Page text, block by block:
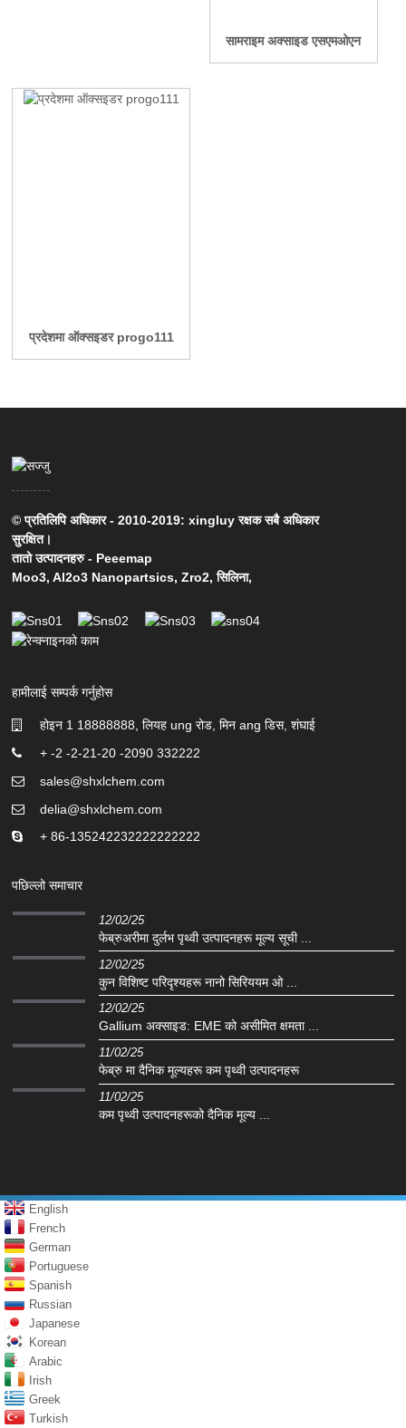
सामराइम अक्साइड एसएमओएन
प्रदेशमा ऑक्सइडर progo111
© प्रतिलिपि अधिकार - 2010-2019: xingluy रक्षक सबै अधिकार
सुरक्षित।
तातो उत्पादनहरु- Peeemap
Moo3,Al2o3 Nanopartsics,Zro2,सिलिना,
हामीलाई सम्पर्क गर्नुहोस
होइन 1 18888888, लियह ung रोड, मिन ang डिस, शंघाई
+ -2 -2-21-20 -2090 332222
sales@shxlchem.com
delia@shxlchem.com
+ 86-135242232222222222
पछिल्लो समाचार
12/02/25
फेब्रुअरीमा दुर्लभ पृथ्वी उत्पादनहरू मूल्य सूची ...
12/02/25
कुन विशिष्ट परिदृश्यहरू नानो सिरिययम ओ ...
12/02/25
Gallium अक्साइड: EME को असीमित क्षमता ...
11/02/25
फेब्रु मा दैनिक मूल्यहरू कम पृथ्वी उत्पादनहरू
11/02/25
कम पृथ्वी उत्पादनहरूको दैनिक मूल्य ...
English
French
German
Portuguese
Spanish
Russian
Japanese
Korean
Arabic
Irish
Greek
Turkish